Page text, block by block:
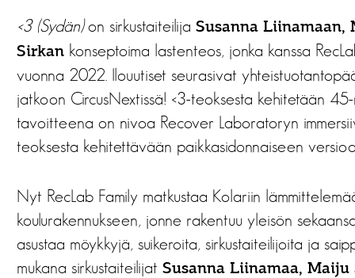
<3 (Sydän)on sirkustaiteilija Susanna Liinamaan,
Sirkan konseptoima lastenteos, jonka kanssa
vuonna 2022. Ilouutiset seurasivat
jatkoon CircusNextissä! <3-teoksesta kehitetään
tavoitteena on nivoa Recover Laboratoryn
teoksesta kehitettävään paikkasidonnaiseen
Nyt RecLab Family matkustaa Kolariin
koulurakennukseen, jonne rakentuu yleisön
asustaa möykkyjä, suikeroita, sirkustaiteilijoita ja
mukana sirkustaiteilijat Susanna Liinamaa,